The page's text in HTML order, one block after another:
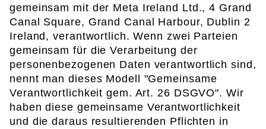
gemeinsam mit der Meta Ireland Ltd., 4 Grand
Canal Square, Grand Canal Harbour, Dublin 2
Ireland, verantwortlich. Wenn zwei Parteien
gemeinsam für die Verarbeitung der
personenbezogenen Daten verantwortlich sind,
nennt man dieses Modell "Gemeinsame
Verantwortlichkeit gem. Art. 26 DSGVO". Wir
haben diese gemeinsame Verantwortlichkeit
und die daraus resultierenden Pflichten in